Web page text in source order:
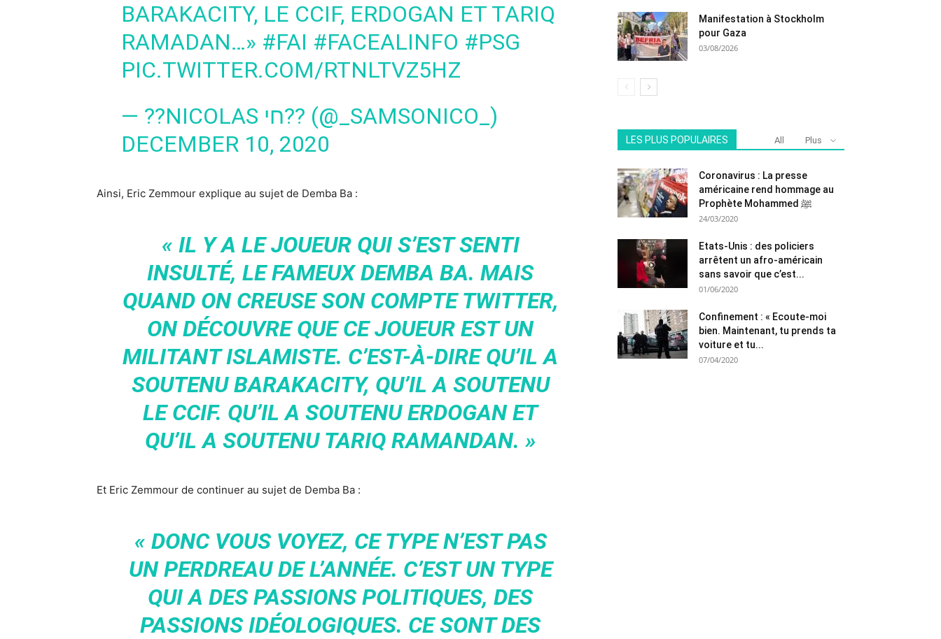
BARAKACITY, LE CCIF, ERDOGAN ET TARIQ
RAMADAN…» #FAI #FACEALINFO #PSG
PIC.TWITTER.COM/RTNLTVZ5HZ
— ??NICOLAS חי?? (@_SAMSONICO_)
DECEMBER 10, 2020
Ainsi, Eric Zemmour explique au sujet de Demba Ba :
« IL Y A LE JOUEUR QUI S’EST SENTI
INSULTÉ, LE FAMEUX DEMBA BA. MAIS
QUAND ON CREUSE SON COMPTE TWITTER,
ON DÉCOUVRE QUE CE JOUEUR EST UN
MILITANT ISLAMISTE. C’EST-À-DIRE QU’IL A
SOUTENU BARAKACITY, QU’IL A SOUTENU
LE CCIF. QU’IL A SOUTENU ERDOGAN ET
QU’IL A SOUTENU TARIQ RAMANDAN. »
Et Eric Zemmour de continuer au sujet de Demba Ba :
« DONC VOUS VOYEZ, CE TYPE N’EST PAS
UN PERDREAU DE L’ANNÉE. C’EST UN TYPE
QUI A DES PASSIONS POLITIQUES, DES
PASSIONS IDÉOLOGIQUES. CE SONT DES
Manifestation à Stockholm
pour Gaza
03/08/2026
LES PLUS POPULAIRES All Plus
Coronavirus : La presse
américaine rend hommage au
Prophète Mohammed ﷺ
24/03/2020
Etats-Unis : des policiers
arrêtent un afro-américain
sans savoir que c’est...
01/06/2020
Confinement : « Ecoute-moi
bien. Maintenant, tu prends ta
voiture et tu...
07/04/2020